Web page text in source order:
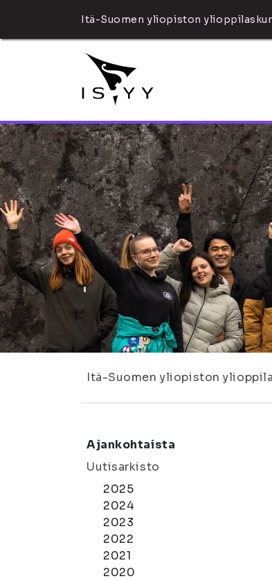
Itä-Suomen yliopiston
Itä-Suomen yliopiston
Ajankohtaista
Uutisarkisto
2025
2024
2023
2022
2021
2020